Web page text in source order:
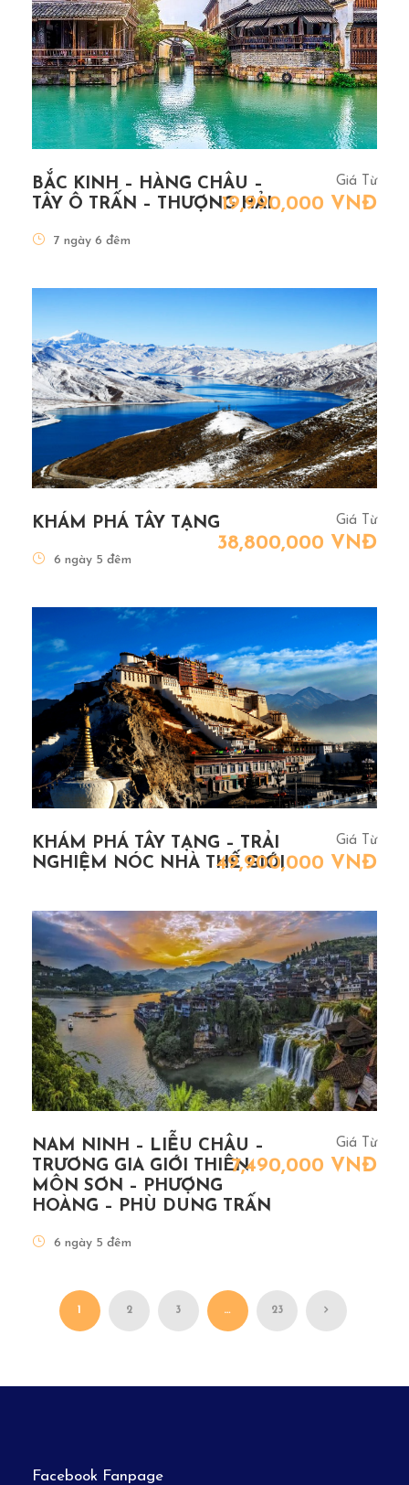
BẮC KINH – HÀNG CHÂU –
TÂY Ô TRẤN – THƯỢNG HẢI
Giá Từ
19,990,000 VNĐ
7 ngày 6 đêm
KHÁM PHÁ TÂY TẠNG Giá Từ
38,800,000 VNĐ
6 ngày 5 đêm
KHÁM PHÁ TÂY TẠNG – TRẢI
NGHIỆM NÓC NHÀ THẾ GIỚI
Giá Từ
49,900,000 VNĐ
NAM NINH – LIỄU CHÂU –
TRƯƠNG GIA GIỚI THIÊN
MÔN SƠN – PHƯỢNG
HOÀNG – PHÙ DUNG TRẤN
Giá Từ
7,490,000 VNĐ
6 ngày 5 đêm
1 2 3 … 23
Facebook Fanpage